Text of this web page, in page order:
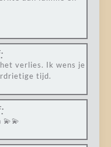
verlies. Ik wens je
tijd.